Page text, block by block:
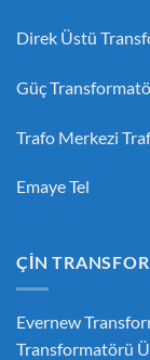
Direk Üstü
Güç
Trafo Merkezi
Emaye Tel
ÇIN
Evernew
Transformatörü